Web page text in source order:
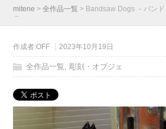
mitene >全作品一覧 > Bandsaw Dogs －バン
－
作成者:OFF 2023年10月19日
全作品一覧,彫刻・オブジェ